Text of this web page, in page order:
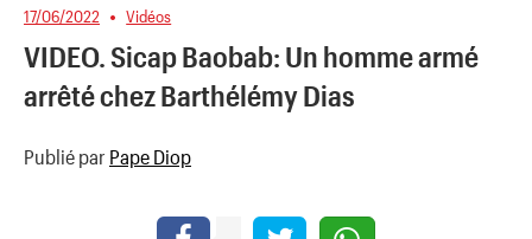
17/06/2022 Vidéos
VIDEO. Sicap Baobab: Un homme armé
arrêté chez Barthélémy Dias
Publié par Pape Diop